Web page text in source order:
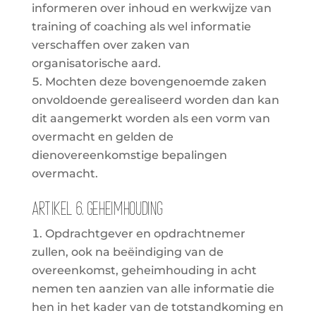
informeren over inhoud en werkwijze van
training of coaching als wel informatie
verschaffen over zaken van
organisatorische aard.
Mochten deze bovengenoemde zaken
onvoldoende gerealiseerd worden dan kan
dit aangemerkt worden als een vorm van
overmacht en gelden de
dienovereenkomstige bepalingen
overmacht.
Artikel 6. Geheimhouding
Opdrachtgever en opdrachtnemer
zullen, ook na beëindiging van de
overeenkomst, geheimhouding in acht
nemen ten aanzien van alle informatie die
hen in het kader van de totstandkoming en